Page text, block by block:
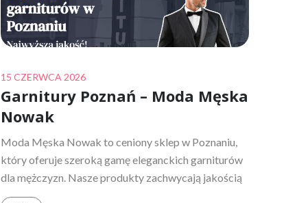
Posted
on
15 CZERWCA 2026
Garnitury Poznań – Moda Męska
Nowak
Moda Męska Nowak to ceniony sklep w Poznaniu,
który oferuje szeroką gamę eleganckich garniturów
dla mężczyzn. Nasze produkty zachwycają jakością